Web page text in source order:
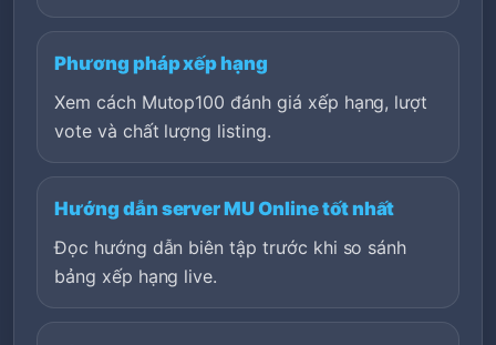
Phương pháp xếp hạng
Xem cách Mutop100 đánh giá xếp hạng, lượt
vote và chất lượng listing.
Hướng dẫn server MU Online tốt nhất
Đọc hướng dẫn biên tập trước khi so sánh
bảng xếp hạng live.